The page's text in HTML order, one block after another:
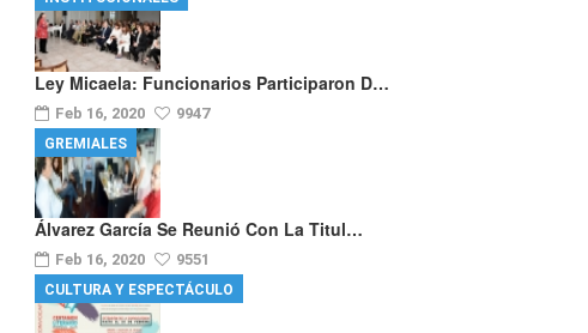
Ley Micaela: Funcionarios Participaron D…
Feb 16, 2020 9947
Álvarez García Se Reunió Con La Titul…
Feb 16, 2020 9551
GREMIALES
CULTURA Y ESPECTÁCULO